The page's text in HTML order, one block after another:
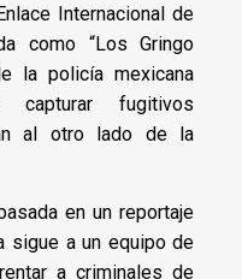
Internacional de
como “Los Gringo
la policía mexicana
fugitivos
al otro lado de la
en un reportaje
sigue a un equipo de
a criminales de